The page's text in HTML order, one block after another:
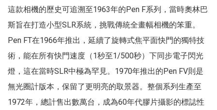
這款相機的歷史可追溯至1963年的Pen F系列，當時奧林巴
斯旨在打造小型SLR系統，挑戰傳統全畫幅相機的笨重。
Pen FT在1966年推出，延續了旋轉式焦平面快門的獨特技
術，能在所有快門速度（1秒至1/500秒）下同步電子閃光
燈，這在當時SLR中極為罕見。1970年推出的Pen FV則是
無光圈計版本，保留了更明亮的取景器。整個系列生產至
1972年，總計售出數萬台，成為60年代膠片攝影的標誌性